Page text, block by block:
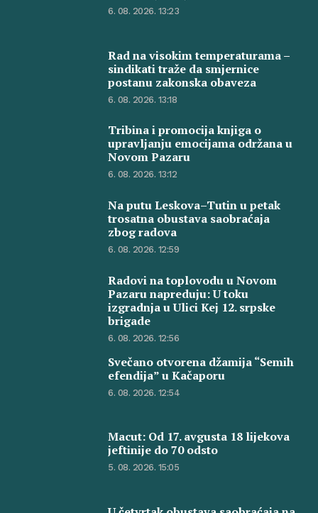
6. 08. 2026. 13:23
Rad na visokim temperaturama –
sindikati traže da smjernice
postanu zakonska obaveza
6. 08. 2026. 13:18
Tribina i promocija knjiga o
upravljanju emocijama održana u
Novom Pazaru
6. 08. 2026. 13:12
Na putu Leskova–Tutin u petak
trosatna obustava saobraćaja
zbog radova
6. 08. 2026. 12:59
Radovi na toplovodu u Novom
Pazaru napreduju: U toku
izgradnja u Ulici Kej 12. srpske
brigade
6. 08. 2026. 12:56
Svečano otvorena džamija “Semih
efendija” u Kačaporu
6. 08. 2026. 12:54
Macut: Od 17. avgusta 18 lijekova
jeftinije do 70 odsto
5. 08. 2026. 15:05